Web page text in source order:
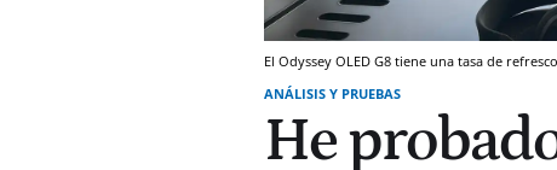
El Odyssey OLED G8 tiene una tasa de
ANÁLISIS Y PRUEBAS
He